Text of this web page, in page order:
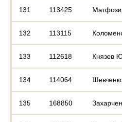
131 113425
132 113115
133 112618 Князев
134 114064
135 168850